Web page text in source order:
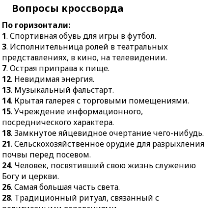
24.Человек,
посвятивший свою
жизнь служению Богу и
церкви.
26.Самая большая часть
света.
28.Традиционный
ритуал, связанный с
религиозными
верованиями.
29.Съёмная или
пришитая нагрудная
вставка на мужскую
рубашку или женское
платье.
30.Историческое
название большой
пшеницы с озимой
рожью.
Инструмент для
ударов в бейсболе и
крикете.
11.
16.
сопровождение молнии.
17.Сосуд для цветов,
фруктов.
19.Разновидность
оксидирования.
20.Главенствующее
21.
состязание, включающее
Вопросы кроссворда
По горизонтали:
1. Спортивная обувь для игры в футбол.
3. Исполнительница ролей в театральных
представлениях, в кино, на телевидении.
7. Острая приправа к пище.
12. Невидимая энергия.
13. Музыкальный фальстарт.
14. Крытая галерея с торговыми помещениями.
15. Учреждение информационного,
посреднического характера.
18. Замкнутое яйцевидное очертание чего-нибудь.
21. Сельскохозяйственное орудие для разрыхления
почвы перед посевом.
24. Человек, посвятивший свою жизнь служению
Богу и церкви.
26. Самая большая часть света.
28. Традиционный ритуал, связанный с